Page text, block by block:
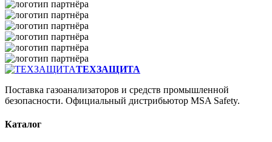
ТЕХЗАЩИТА
Поставка газоанализаторов и средств промышленной
безопасности. Официальный дистрибьютор MSA Safety.
Каталог